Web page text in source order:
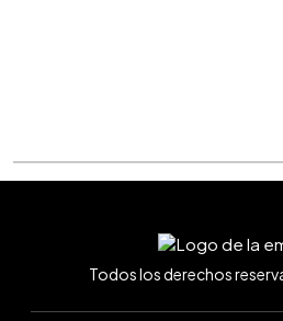
Todos los derechos